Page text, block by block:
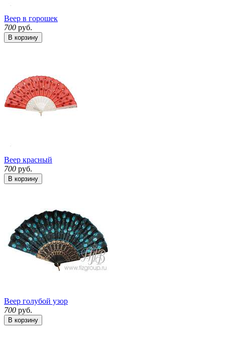
Веер в горошек
700 руб.
В корзину
Веер красный
700 руб.
В корзину
Веер голубой узор
700 руб.
В корзину